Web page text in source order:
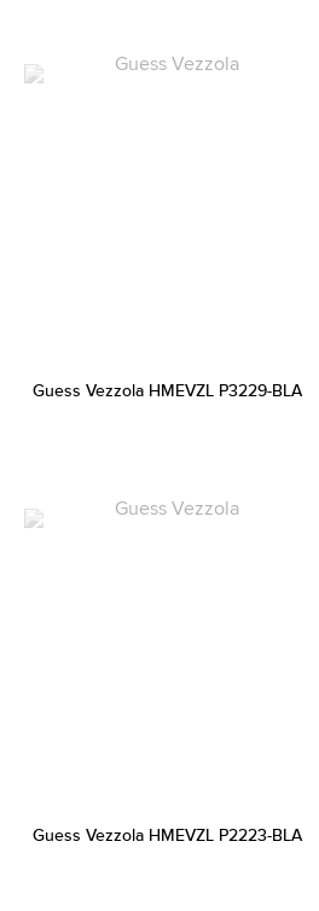
Guess Vezzola HMEVZL P3229-BLA
Guess Vezzola HMEVZL P2223-BLA